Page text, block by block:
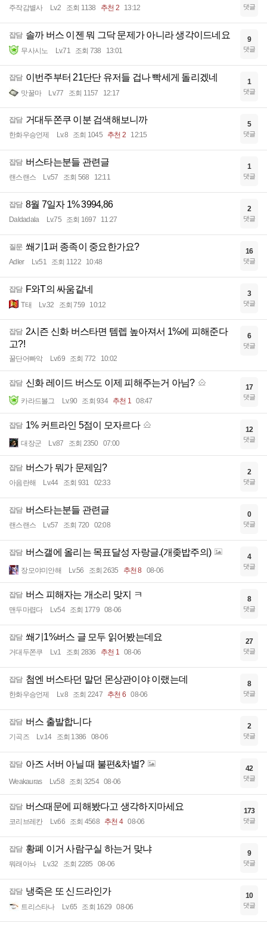
주작감별사 Lv.2 조회 1138 추천 2 13:12 댓글
잡담 솔까 버스 이젠 뭐 그닥 문제가 아니라 생각이드네요
무사시노 Lv.71 조회 738 13:01
9
댓글
잡담 이번주부터 21단단 유저들 겁나 빡세게 돌리겠네
맛꿀마 Lv.77 조회 1157 12:17
1
댓글
잡담 거대두쫀쿠 이분 검색해보니까
한화우승언제 Lv.8 조회 1045 추천 2 12:15
5
댓글
잡담 버스타는분들 관련글
랜스랜스 Lv.57 조회 568 12:11
1
댓글
잡담 8월 7일자 1% 3994,86
Daldadala Lv.75 조회 1697 11:27
2
댓글
질문 쐐기1퍼 종족이 중요한가요?
Adler Lv.51 조회 1122 10:48
16
댓글
잡담 F와T의 싸움같네
T태 Lv.32 조회 759 10:12
3
댓글
잡담 2시즌 신화 버스타면 템렙 높아져서 1%에 피해준다
고?!
꿀단어빠악 Lv.69 조회 772 10:02
6
댓글
잡담 신화 레이드 버스도 이제 피해주는거 아님?
카라드볼그 Lv.90 조회 934 추천 1 08:47
17
댓글
잡담 1% 커트라인 5점이 모자르다
대장군 Lv.87 조회 2350 07:00
12
댓글
잡담 버스가 뭐가 문제임?
아음란해 Lv.44 조회 931 02:33
2
댓글
잡담 버스타는분들 관련글
랜스랜스 Lv.57 조회 720 02:08
0
댓글
잡담 버스갤에 올리는 목표달성 자랑글.(개좆밥주의)
장모야미안해 Lv.56 조회 2635 추천 8 08-06
4
댓글
잡담 버스 피해자는 개소리 맞지 ㅋ
맨두마렵다 Lv.54 조회 1779 08-06
8
댓글
잡담 쐐기1%버스 글 모두 읽어봤는데요
거대두쫀쿠 Lv.1 조회 2836 추천 1 08-06
27
댓글
잡담 첨엔 버스타던 말던 몬상관이야 이랬는데
한화우승언제 Lv.8 조회 2247 추천 6 08-06
8
댓글
잡담 버스 출발합니다
기곡즈 Lv.14 조회 1386 08-06
2
댓글
잡담 아즈 서버 아닐 때 불편&차별?
Weakauras Lv.58 조회 3254 08-06
42
댓글
잡담 버스때문에 피해봤다고 생각하지마세요
코리브레칸 Lv.66 조회 4568 추천 4 08-06
173
댓글
잡담 황폐 이거 사람구실 하는거 맞냐
뭐래아놔 Lv.32 조회 2285 08-06
9
댓글
잡담 냉죽은 또 신드라인가
트리스타나 Lv.65 조회 1629 08-06
10
댓글